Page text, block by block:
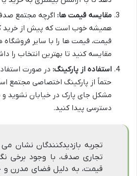
مقایسه قیمت ها: اگرچه مجتمع صدف
همیشه خوب است که پیش از خرید
قیمت، قیمت ها را با سایر فروشگاه
مقایسه کنید تا بهترین انتخاب را
استفاده از پارکینگ: در صورت
حتماً از پارکینگ اختصاصی مجتمع
مشکل جای پارک در خیابان نشوید و
دسترسی پیدا کنید.
تجربه بازدیدکنندگان نشان
تجاری صدف، با وجود برخی
قیمت، به دلیل فضای مدرن و